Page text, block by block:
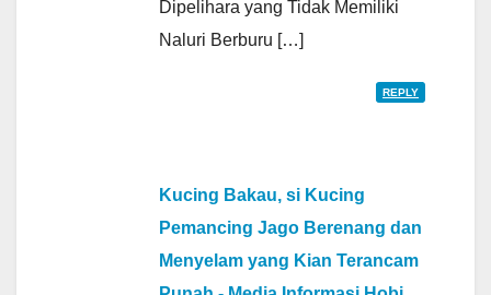
Dipelihara yang Tidak Memiliki
Naluri Berburu […]
REPLY
Kucing Bakau, si Kucing
Pemancing Jago Berenang dan
Menyelam yang Kian Terancam